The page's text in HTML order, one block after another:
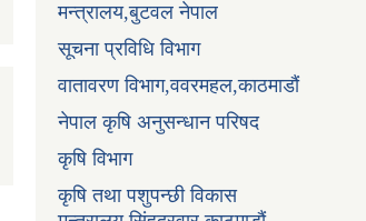
मन्त्रालय,बुटवल नेपाल
सूचना प्रविधि विभाग
वातावरण विभाग,ववरमहल,काठमाडौं
नेपाल कृषि अनुसन्धान परिषद
कृषि विभाग
कृषि तथा पशुपन्छी विकास